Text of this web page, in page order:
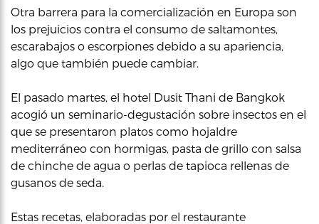
Otra barrera para la comercialización en Europa son
los prejuicios contra el consumo de saltamontes,
escarabajos o escorpiones debido a su apariencia,
algo que también puede cambiar.
El pasado martes, el hotel Dusit Thani de Bangkok
acogió un seminario-degustación sobre insectos en el
que se presentaron platos como hojaldre
mediterráneo con hormigas, pasta de grillo con salsa
de chinche de agua o perlas de tapioca rellenas de
gusanos de seda.
Estas recetas, elaboradas por el restaurante